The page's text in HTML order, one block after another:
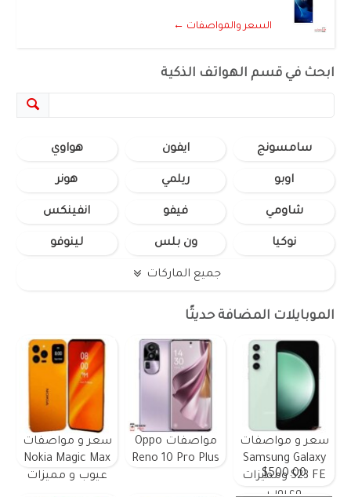
السعر والمواصفات ←
ابحث في قسم الهواتف الذكية
سامسونج ايفون هواوي
اوبو ريلمي هونر
شاومي فيفو انفينكس
نوكيا ون بلس لينوفو
جميع الماركات
الموبايلات المضافة حديثًا
سعر و مواصفات
Samsung Galaxy
S23 FE ومميزات
وعيوب
$500.00
مواصفات Oppo
Reno 10 Pro Plus
سعر و مواصفات
Nokia Magic Max
عيوب و مميزات